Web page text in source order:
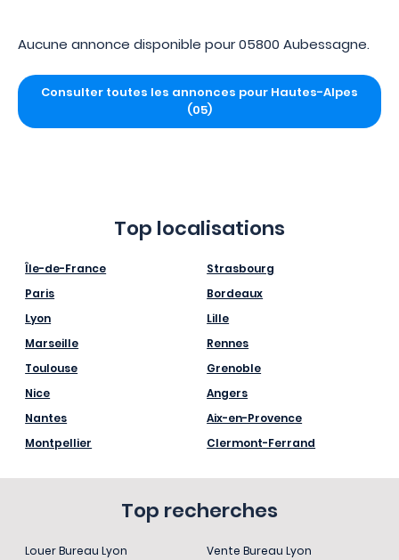
Aucune annonce disponible pour 05800 Aubessagne.
Consulter toutes les annonces pour Hautes-Alpes
(05)
Top localisations
Île-de-France
Paris
Lyon
Marseille
Toulouse
Nice
Nantes
Montpellier
Strasbourg
Bordeaux
Lille
Rennes
Grenoble
Angers
Aix-en-Provence
Clermont-Ferrand
Top recherches
Louer Bureau Lyon
Vente Bureau Lyon